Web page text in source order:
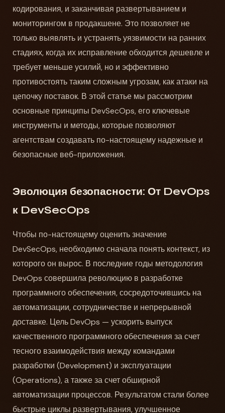
кодирования, и заканчивая развертыванием и
мониторингом в продакшене. Это позволяет не
только выявлять и устранять уязвимости на ранних
стадиях, когда их исправление обходится дешевле и
требует меньше усилий, но и эффективно
противостоять таким сложным угрозам, как атаки на
цепочку поставок. В этой статье мы рассмотрим
основные принципы DevSecOps, его ключевые
инструменты и методы, которые позволяют
агентствам создавать по-настоящему надежные и
безопасные веб-приложения.
Эволюция безопасности: От DevOps
к DevSecOps
Чтобы по-настоящему оценить значение
DevSecOps, необходимо сначала понять контекст, из
которого он вырос. В последние годы методология
DevOps совершила революцию в разработке
программного обеспечения, сосредоточившись на
автоматизации, сотрудничестве и непрерывной
доставке. Цель DevOps — ускорить выпуск
качественного программного обеспечения за счет
тесного взаимодействия между командами
разработки (Development) и эксплуатации
(Operations), а также за счет обширной
автоматизации процессов. Результатом стали более
быстрые циклы развертывания, улучшенное